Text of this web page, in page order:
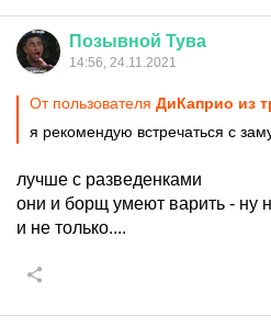
Позывной Тува
14:56, 24.11.2021
От пользователя ДиКаприо из
я рекомендую встречаться с
лучше с разведенками
они и борщ умеют варить - ну
и не только....